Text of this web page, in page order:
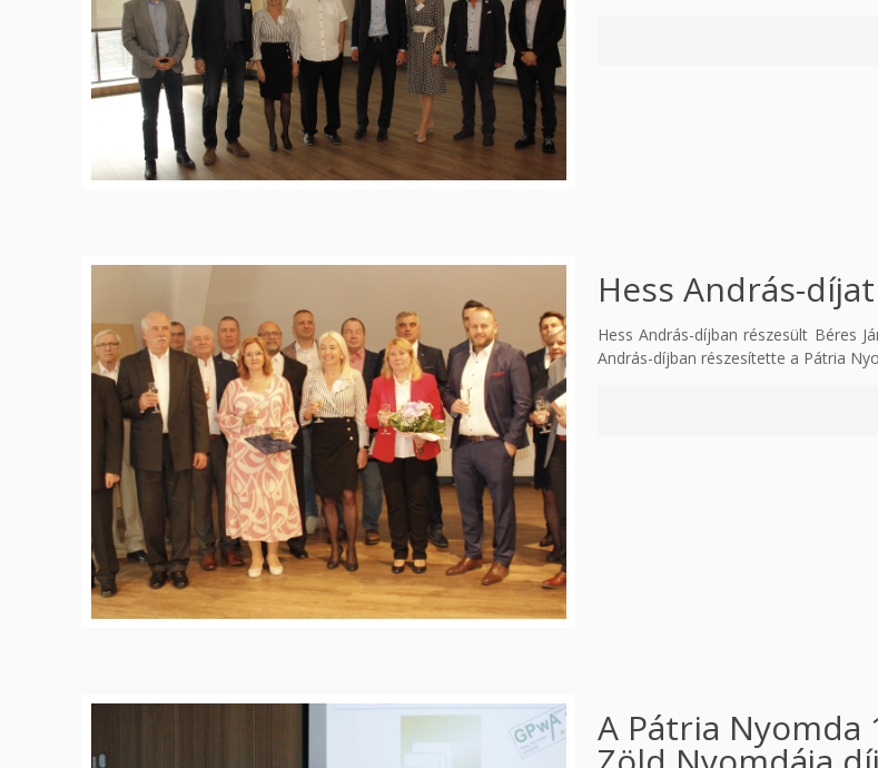
Hess András-
Hess András-díjban részesült Béres
András-díjban részesítette a Pátria
A Pátria Nyomda